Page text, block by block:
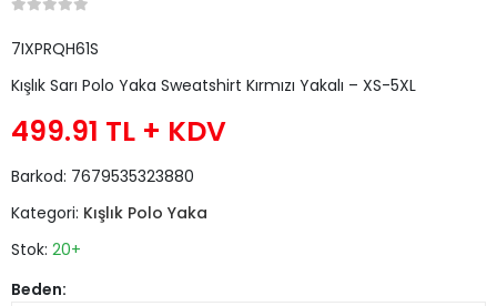
7IXPRQH61S
Kışlık Sarı Polo Yaka Sweatshirt Kırmızı Yakalı – XS-5XL
499.91 TL + KDV
Barkod: 7679535323880
Kategori: Kışlık Polo Yaka
Stok: 20+
Beden: